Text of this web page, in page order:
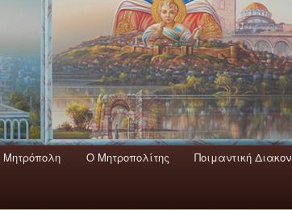
Mητρόπολη Ο Mητροπολίτης Ποιμαντική